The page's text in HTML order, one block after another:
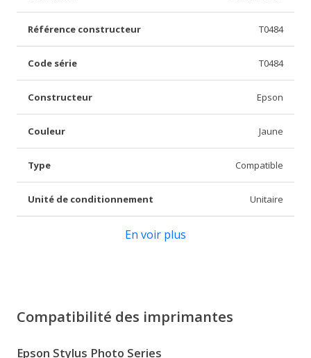
Référence constructeur T0484
Code série T0484
Constructeur Epson
Couleur Jaune
Type Compatible
Unité de conditionnement Unitaire
En voir plus
Compatibilité des imprimantes
Epson Stylus Photo Series